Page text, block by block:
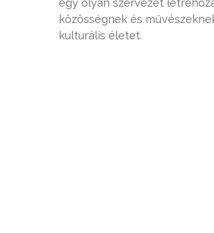
egy olyan szervezet
közösségnek és
kulturális életet.